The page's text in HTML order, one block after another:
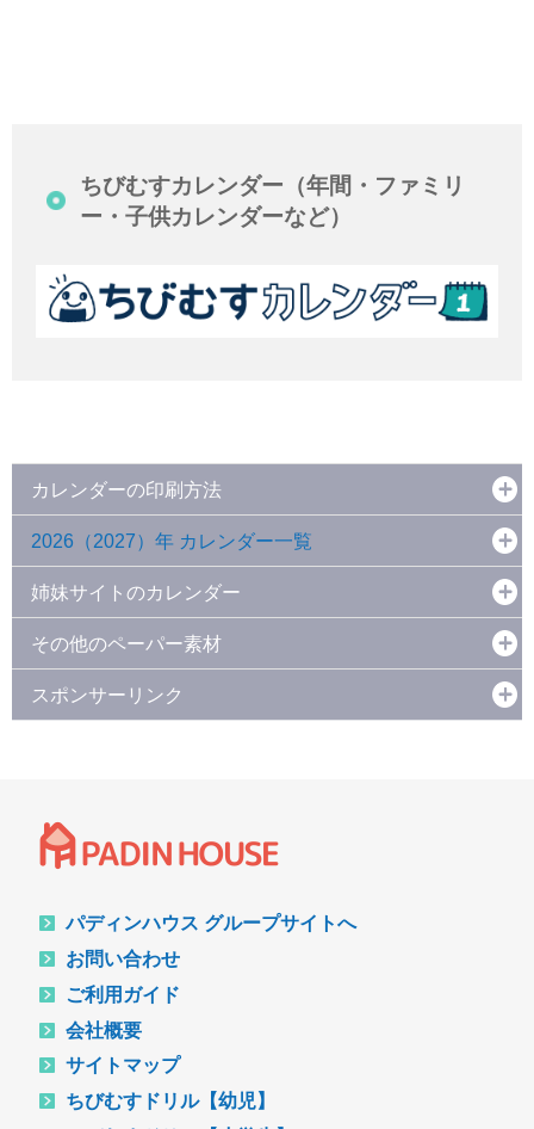
ちびむすカレンダー（年間・ファミリ
ー・子供カレンダーなど）
カレンダーの印刷方法
2026（2027）年 カレンダー一覧
姉妹サイトのカレンダー
その他のペーパー素材
スポンサーリンク
パディンハウス グループサイトへ
お問い合わせ
ご利用ガイド
会社概要
サイトマップ
ちびむすドリル【幼児】